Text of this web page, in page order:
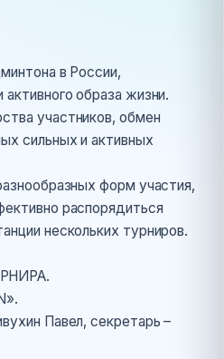
в России,
активного образа жизни.
участников, обмен
сильных и активных
форм участия,
распорядиться
нескольких турниров.
Павел, секретарь –